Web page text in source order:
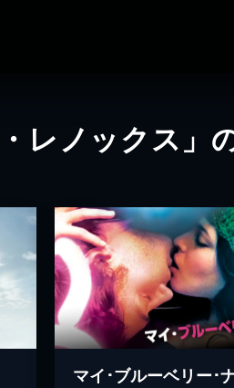
レノックス」
マイ･ブルーベリー･